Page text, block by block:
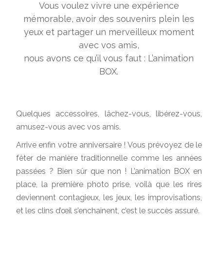
Vous voulez vivre une expérience
mémorable, avoir des souvenirs plein les
yeux et partager un merveilleux moment
avec vos amis,
nous avons ce qu’il vous faut : L’animation
BOX.
Quelques accessoires, lâchez-vous, libérez-vous,
amusez-vous avec vos amis.
Arrive enfin votre anniversaire ! Vous prévoyez de le
fêter de manière traditionnelle comme les années
passées ? Bien sûr que non ! L’animation BOX en
place, la première photo prise, voilà que les rires
deviennent contagieux, les jeux, les improvisations,
et les clins d’œil s’enchainent, c’est le succès assuré.